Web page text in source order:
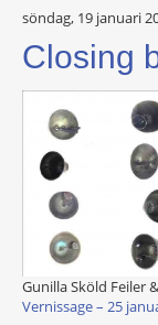
söndag, 19 januari
Closing
Gunilla Sköld Feiler
Vernissage – 25